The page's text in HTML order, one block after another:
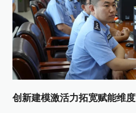
创新建模激活力拓宽赋能维度